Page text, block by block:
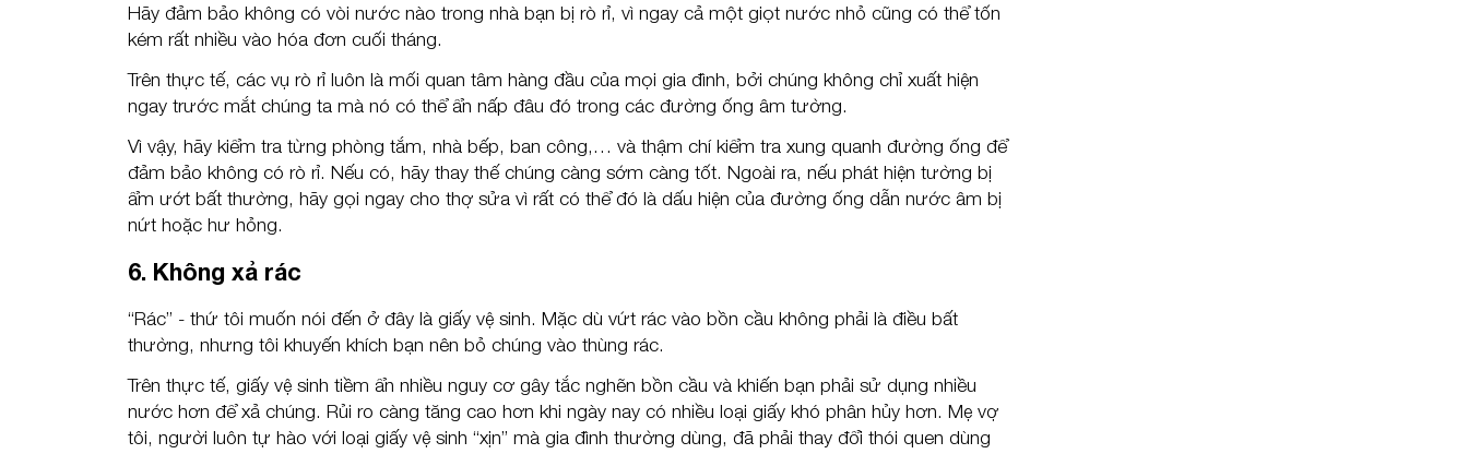
Hãy đảm bảo không có vòi nước nào trong nhà bạn bị rò rỉ, vì ngay cả một giọt nước nhỏ cũng có thể tốn
kém rất nhiều vào hóa đơn cuối tháng.
Trên thực tế, các vụ rò rỉ luôn là mối quan tâm hàng đầu của mọi gia đình, bởi chúng không chỉ xuất hiện
ngay trước mắt chúng ta mà nó có thể ẩn nấp đâu đó trong các đường ống âm tường.
Vì vậy, hãy kiểm tra từng phòng tắm, nhà bếp, ban công,… và thậm chí kiểm tra xung quanh đường ống để
đảm bảo không có rò rỉ. Nếu có, hãy thay thế chúng càng sớm càng tốt. Ngoài ra, nếu phát hiện tường bị
ẩm ướt bất thường, hãy gọi ngay cho thợ sửa vì rất có thể đó là dấu hiện của đường ống dẫn nước âm bị
nứt hoặc hư hỏng.
6. Không xả rác
“Rác” - thứ tôi muốn nói đến ở đây là giấy vệ sinh. Mặc dù vứt rác vào bồn cầu không phải là điều bất
thường, nhưng tôi khuyến khích bạn nên bỏ chúng vào thùng rác.
Trên thực tế, giấy vệ sinh tiềm ẩn nhiều nguy cơ gây tắc nghẽn bồn cầu và khiến bạn phải sử dụng nhiều
nước hơn để xả chúng. Rủi ro càng tăng cao hơn khi ngày nay có nhiều loại giấy khó phân hủy hơn. Mẹ vợ
tôi, người luôn tự hào với loại giấy vệ sinh “xịn” mà gia đình thường dùng, đã phải thay đổi thói quen dùng